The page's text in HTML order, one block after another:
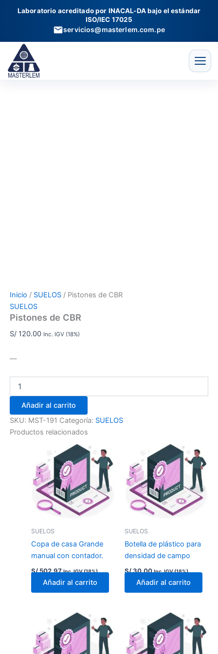
Laboratorio acreditado por INACAL-DA bajo el estándar
ISO/IEC 17025
servicios@masterlem.com.pe
Inicio / SUELOS / Pistones de CBR
SUELOS
Pistones de CBR
S/ 120.00 Inc. IGV (18%)
—
Añadir al carrito
SKU: MST-191 Categoría: SUELOS
Productos relacionados
SUELOS
Copa de casa Grande
manual con contador.
S/502.97 Inc. IGV (18%)
Añadir al carrito
SUELOS
Botella de plástico para
densidad de campo
S/30.00 Inc. IGV (18%)
Añadir al carrito